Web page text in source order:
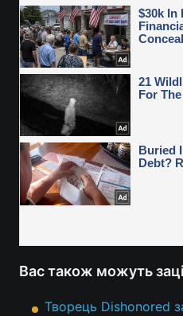
Вас також можуть
Творець Dishonored